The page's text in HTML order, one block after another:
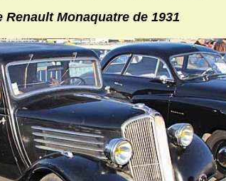
Renault Monaquatre de 1931